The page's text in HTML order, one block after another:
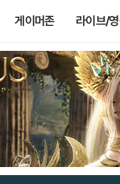
게이머존 라이브/